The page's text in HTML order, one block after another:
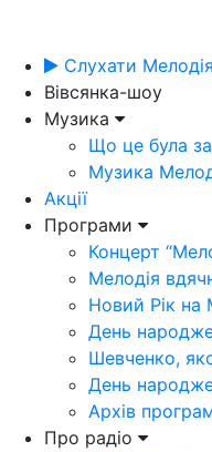
Слухати
Вівсянка-шоу
Музика
Що це була за
Музика
Акції
Програми
Концерт
Мелодія
Новий Рік на
День
Шевченко,
День
Архів
Про радіо